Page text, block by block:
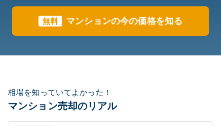
無料 マンションの今の価格を知る
相場を知っていてよかった！
マンション売却のリアル